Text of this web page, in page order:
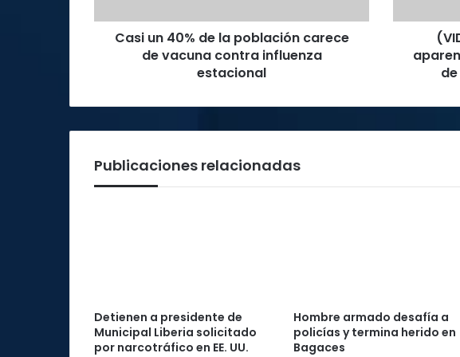
vacuna
contraCasi un 40% de la población carece
de vacuna contra influenza
estacional
acto
campaña
Publicaciones relacionadas
Detienen a presidente de
Municipal Liberia solicitado
por narcotráfico en EE. UU.
Hombre armado desafía a
policías y termina herido en
Bagaces